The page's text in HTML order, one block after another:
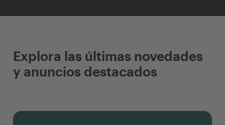
Explora las últimas novedades
y anuncios destacados